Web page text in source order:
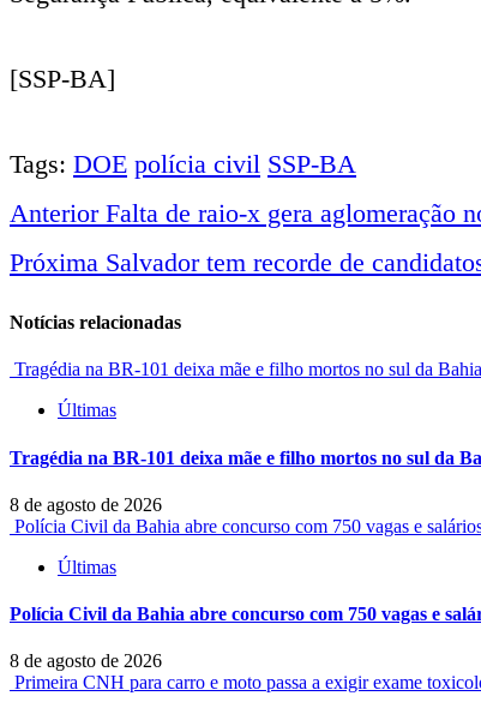
[SSP-BA]
Tags: DOE polícia civil SSP-BA
Navegação
notícias
AnteriorFalta de raio-x gera aglomeração
Próxima Salvador tem recorde de
Notícias relacionadas
Tragédia na BR-101 deixa mãe e filho mortos no sul da Bahia
Últimas
Tragédia na BR-101 deixa mãe e filho mortos no sul da
8 de agosto de 2026
Polícia Civil da Bahia abre concurso com 750 vagas e
Últimas
Polícia Civil da Bahia abre concurso com 750 vagas e
8 de agosto de 2026
Primeira CNH para carro e moto passa a exigir exame